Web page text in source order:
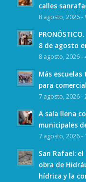
calles
8 agosto, 2026 -
8 de agosto
8 agosto, 2026 -
Más escuelas
para
7 agosto, 2026 -
A sala llena
municipales
7 agosto, 2026 -
San Rafael:
obra de
hídrica y la